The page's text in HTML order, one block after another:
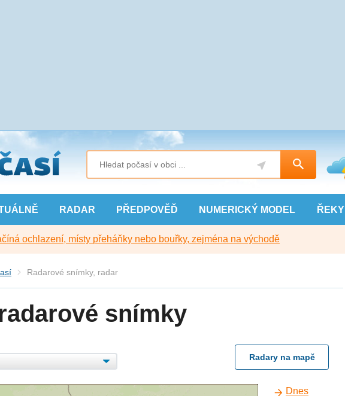
RADAR PŘEDPOVĚĎ NUMERICKÝ MODEL ŘEKY
ochlazení, místy přeháňky nebo bouřky, zejména na východě
Radarové snímky, radar
snímky
Radary na mapě
Dnes